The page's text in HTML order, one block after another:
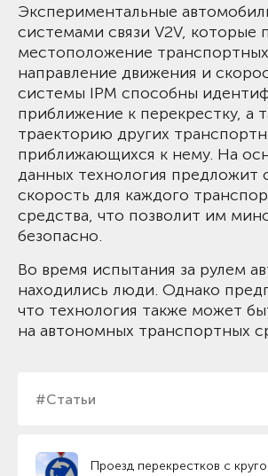
#Статьи
Проезд перекрестков с
Экспериментальные
системами связи V2V, которые
местоположение
направление движения и
системы IPM способны
приближение к перекрестку, а
траекторию других
приближающихся к нему. На
данных технология предложит
скорость для каждого
средства, что позволит им
безопасно.
Во время испытания за рулем
находились люди. Однако
что технология также может
на автономных транспортных